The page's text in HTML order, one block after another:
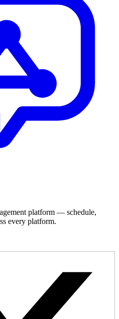
platform — schedule,
every platform.